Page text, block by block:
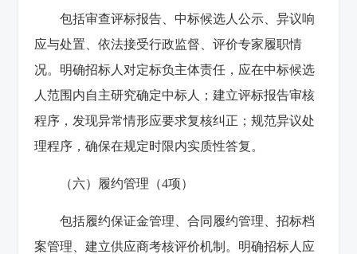
包括审查评标报告、中标候选人公示、异议响
应与处置、依法接受行政监督、评价专家履职情
况。明确招标人对定标负主体责任，应在中标候选
人范围内自主研究确定中标人；建立评标报告审核
程序，发现异常情形应要求复核纠正；规范异议处
理程序，确保在规定时限内实质性答复。
（六）履约管理（4项）
包括履约保证金管理、合同履约管理、招标档
案管理、建立供应商考核评价机制。明确招标人应